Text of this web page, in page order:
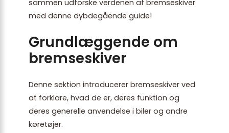
sammen udforske verdenen af bremseskiver
med denne dybdegående guide!
Grundlæggende om
bremseskiver
Denne sektion introducerer bremseskiver ved
at forklare, hvad de er, deres funktion og
deres generelle anvendelse i biler og andre
køretøjer.